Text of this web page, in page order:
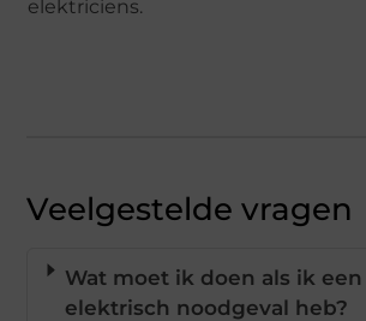
elektriciens.
Veelgestelde vragen
Wat moet ik doen als ik een
elektrisch noodgeval heb?